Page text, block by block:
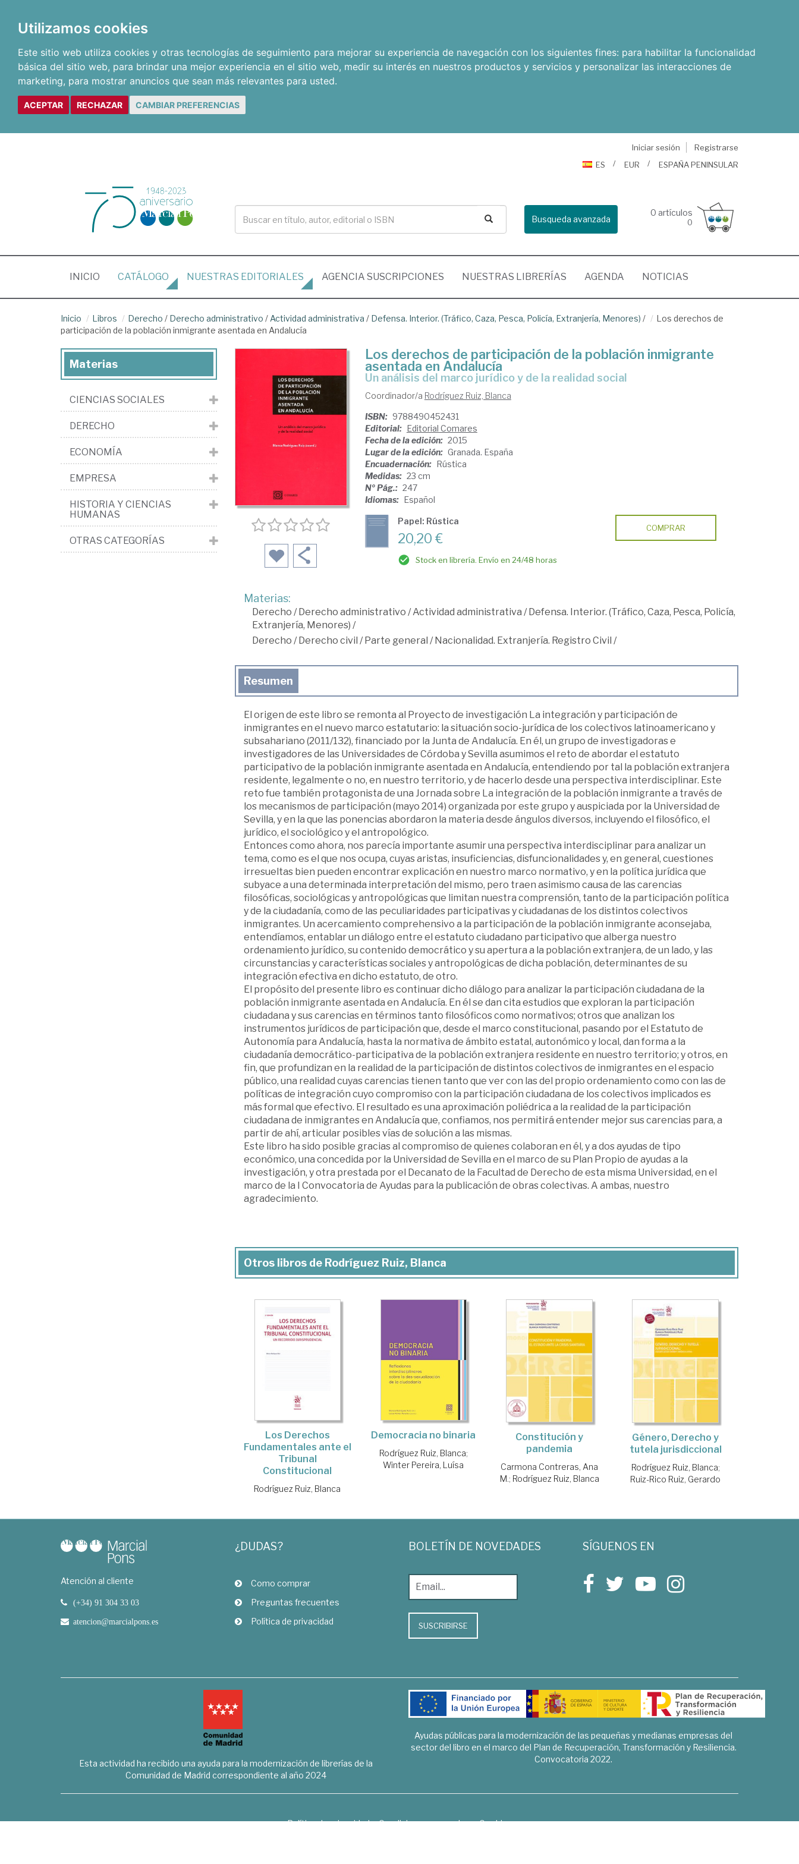
Utilizamos cookies
Este sitio web utiliza cookies y otras tecnologías de seguimiento para mejorar su experiencia de navegación con los siguientes fines: para habilitar la funcionalidad
básica del sitio web, para brindar una mejor experiencia en el sitio web, medir su interés en nuestros productos y servicios y personalizar las interacciones de
marketing, para mostrar anuncios que sean más relevantes para usted.
ACEPTAR RECHAZAR CAMBIAR PREFERENCIAS
Iniciar sesión
Registrarse
ES
EUR ESPAÑA PENINSULAR
Busqueda avanzada
0 artículos
0
INICIO (CURRENT)
CATÁLOGO NUESTRAS EDITORIALES AGENCIA SUSCRIPCIONES NUESTRAS LIBRERÍAS AGENDA NOTICIAS
Inicio Libros Derecho / Derecho administrativo / Actividad administrativa / Defensa. Interior. (Tráfico, Caza, Pesca, Policía, Extranjería, Menores) /
Los derechos de
participación de la población inmigrante asentada en Andalucía
Los derechos de participación de la población inmigrante
asentada en Andalucía
un análisis del marco jurídico y de la realidad social
Coordinador/a Rodríguez Ruiz, Blanca
ISBN: 9788490452431
Editorial: Editorial Comares
Fecha de la edición: 2015
Lugar de la edición: Granada. España
Encuadernación: Rústica
Medidas: 23 cm
Nº Pág.: 247
Idiomas: Español
Papel: Rústica
20,20 €
Stock en librería. Envío en 24/48 horas
COMPRAR
Materias:
Derecho /Derecho administrativo /Actividad administrativa /Defensa. Interior. (Tráfico, Caza, Pesca, Policía,
Extranjería, Menores) /
Derecho /Derecho civil /Parte general /Nacionalidad. Extranjería. Registro Civil /
Resumen
El origen de este libro se remonta al Proyecto de investigación La integración y participación de
inmigrantes en el nuevo marco estatutario: la situación socio-jurídica de los colectivos latinoamericano y
subsahariano (2011/132), financiado por la Junta de Andalucía. En él, un grupo de investigadoras e
investigadores de las Universidades de Córdoba y Sevilla asumimos el reto de abordar el estatuto
participativo de la población inmigrante asentada en Andalucía, entendiendo por tal la población extranjera
residente, legalmente o no, en nuestro territorio, y de hacerlo desde una perspectiva interdisciplinar. Este
reto fue también protagonista de una Jornada sobre La integración de la población inmigrante a través de
los mecanismos de participación (mayo 2014) organizada por este grupo y auspiciada por la Universidad de
Sevilla, y en la que las ponencias abordaron la materia desde ángulos diversos, incluyendo el filosófico, el
jurídico, el sociológico y el antropológico.
Entonces como ahora, nos parecía importante asumir una perspectiva interdisciplinar para analizar un
tema, como es el que nos ocupa, cuyas aristas, insuficiencias, disfuncionalidades y, en general, cuestiones
irresueltas bien pueden encontrar explicación en nuestro marco normativo, y en la política jurídica que
subyace a una determinada interpretación del mismo, pero traen asimismo causa de las carencias
filosóficas, sociológicas y antropológicas que limitan nuestra comprensión, tanto de la participación política
y de la ciudadanía, como de las peculiaridades participativas y ciudadanas de los distintos colectivos
inmigrantes. Un acercamiento comprehensivo a la participación de la población inmigrante aconsejaba,
entendíamos, entablar un diálogo entre el estatuto ciudadano participativo que alberga nuestro
ordenamiento jurídico, su contenido democrático y su apertura a la población extranjera, de un lado, y las
circunstancias y características sociales y antropológicas de dicha población, determinantes de su
integración efectiva en dicho estatuto, de otro.
El propósito del presente libro es continuar dicho diálogo para analizar la participación ciudadana de la
población inmigrante asentada en Andalucía. En él se dan cita estudios que exploran la participación
ciudadana y sus carencias en términos tanto filosóficos como normativos; otros que analizan los
instrumentos jurídicos de participación que, desde el marco constitucional, pasando por el Estatuto de
Autonomía para Andalucía, hasta la normativa de ámbito estatal, autonómico y local, dan forma a la
ciudadanía democrático-participativa de la población extranjera residente en nuestro territorio; y otros, en
fin, que profundizan en la realidad de la participación de distintos colectivos de inmigrantes en el espacio
público, una realidad cuyas carencias tienen tanto que ver con las del propio ordenamiento como con las de
políticas de integración cuyo compromiso con la participación ciudadana de los colectivos implicados es
más formal que efectivo. El resultado es una aproximación poliédrica a la realidad de la participación
ciudadana de inmigrantes en Andalucía que, confiamos, nos permitirá entender mejor sus carencias para, a
partir de ahí, articular posibles vías de solución a las mismas.
Este libro ha sido posible gracias al compromiso de quienes colaboran en él, y a dos ayudas de tipo
económico, una concedida por la Universidad de Sevilla en el marco de su Plan Propio de ayudas a la
investigación, y otra prestada por el Decanato de la Facultad de Derecho de esta misma Universidad, en el
marco de la I Convocatoria de Ayudas para la publicación de obras colectivas. A ambas, nuestro
agradecimiento.
Otros libros de Rodríguez Ruiz, Blanca
Los Derechos
Fundamentales ante el
Tribunal
Constitucional
Rodríguez Ruiz, Blanca
Democracia no binaria
Rodríguez Ruiz, Blanca;
Winter Pereira, Luísa
Constitución y
pandemia
Carmona Contreras, Ana
M.; Rodríguez Ruiz, Blanca
Género, Derecho y
tutela jurisdiccional
Rodríguez Ruiz, Blanca;
Ruiz-Rico Ruiz, Gerardo
Materias
CIENCIAS SOCIALES
DERECHO
ECONOMÍA
EMPRESA
HISTORIA Y CIENCIAS
HUMANAS
OTRAS CATEGORÍAS
Atención al cliente
(+34) 91 304 33 03
atencion@marcialpons.es
¿DUDAS?
Como comprar
Preguntas frecuentes
Política de privacidad
BOLETÍN DE NOVEDADES
SUSCRIBIRSE
SÍGUENOS EN
Esta actividad ha recibido una ayuda para la modernización de librerías de la
Comunidad de Madrid correspondiente al año 2024
Ayudas públicas para la modernización de las pequeñas y medianas empresas del
sector del libro en el marco del Plan de Recuperación, Transformación y Resiliencia.
Convocatoria 2022.
Política de privacidad Condiciones generales
Cookies